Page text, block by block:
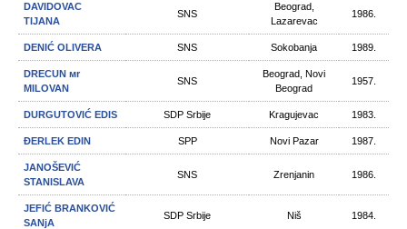
DAVIDOVAC
TIJANA
SNS
Beograd,
Lazarevac
1986.
DENIĆ OLIVERA SNS Sokobanja 1989.
DRECUN мr
MILOVAN
SNS
Beograd, Novi
Beograd
1957.
DURGUTOVIĆ EDIS SDP Srbije Kragujevac 1983.
ĐERLEK EDIN SPP Novi Pazar 1987.
JANOŠEVIĆ
STANISLAVA
SNS Zrenjanin 1986.
JEFIĆ BRANKOVIĆ
SANjA
SDP Srbije Niš 1984.